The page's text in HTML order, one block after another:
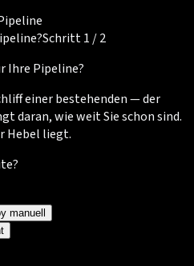
Schritt 1 / 2
Ihre Pipeline?
einer bestehenden — der
daran, wie weit Sie schon sind.
Hebel liegt.
manuell